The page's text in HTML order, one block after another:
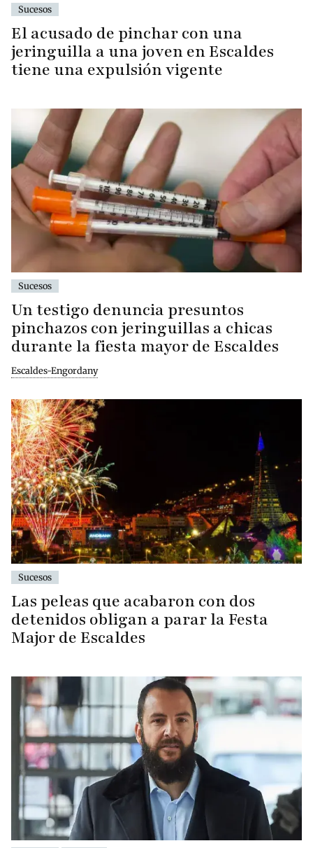
Sucesos
El acusado de pinchar con una
jeringuilla a una joven en Escaldes
tiene una expulsión vigente
Sucesos
Un testigo denuncia presuntos
pinchazos con jeringuillas a chicas
durante la fiesta mayor de Escaldes
Escaldes-Engordany
Sucesos
Las peleas que acabaron con dos
detenidos obligan a parar la Festa
Major de Escaldes